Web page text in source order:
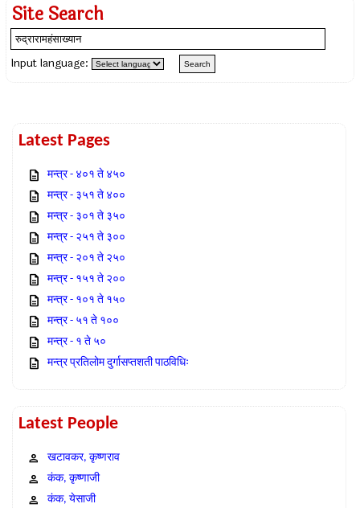
Site Search
Input language:
Latest Pages
मन्त्र - ४०१ ते ४५०
मन्त्र - ३५१ ते ४००
मन्त्र - ३०१ ते ३५०
मन्त्र - २५१ ते ३००
मन्त्र - २०१ ते २५०
मन्त्र - १५१ ते २००
मन्त्र - १०१ ते १५०
मन्त्र - ५१ ते १००
मन्त्र - १ ते ५०
मन्त्र प्रतिलोम दुर्गासप्तशती पाठविधिः
Latest People
खटावकर, कृष्णराव
कंक, कृष्णाजी
कंक, येसाजी